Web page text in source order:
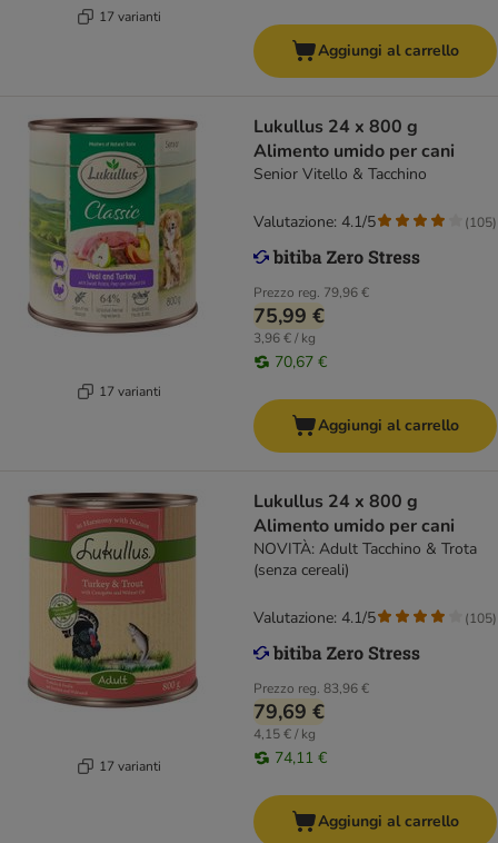
17 varianti
Aggiungi al carrello
17 varianti
Lukullus 24 x 800 g
Alimento umido per cani
Senior Vitello & Tacchino
Prezzo reg. 79,96 €
75,99 €
3,96 € / kg
70,67 €
Valutazione: 4.1/5 (105)
Aggiungi al carrello
17 varianti
Lukullus 24 x 800 g
Alimento umido per cani
NOVITÀ: Adult Tacchino & Trota
(senza cereali)
Prezzo reg. 83,96 €
79,69 €
4,15 € / kg
74,11 €
Valutazione: 4.1/5 (105)
Aggiungi al carrello